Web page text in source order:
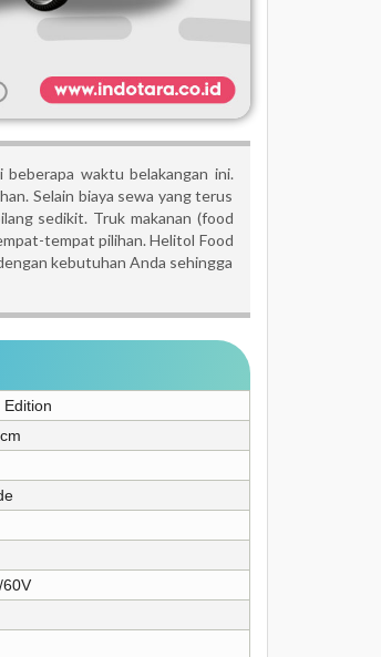
waktu belakangan ini.
Selain biaya sewa yang terus
sedikit. Truk makanan (food
tempat pilihan. Helitol Food
kebutuhan Anda sehingga
Edition
60V